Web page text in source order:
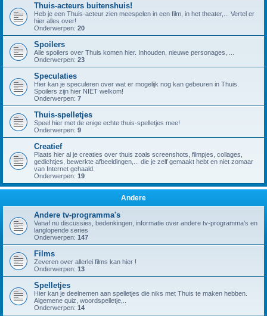
Thuis-acteurs buitenshuis!
Heb je een Thuis-acteur zien meespelen in een film, in het theater,... Vertel er
hier alles over!
Onderwerpen: 20
Spoilers
Alle spoilers over Thuis komen hier. Inhouden, nieuwe personages, ...
Onderwerpen: 23
Speculaties
Hier kan je speculeren over wat er mogelijk nog kan gebeuren in Thuis.
Spoilers zijn hier NIET welkom!
Onderwerpen: 7
Thuis-spelletjes
Speel hier met de enige echte thuis-spelletjes mee!
Onderwerpen: 9
Creatief
Plaats hier al je creaties over thuis zoals screenshots, filmpjes, collages,
gedichtjes, bewerkte afbeeldingen,... die je zelf gemaakt hebt en niet zomaar
van Internet gehaald.
Onderwerpen: 19
Andere
Andere tv-programma's
Vanaf nu discussies, bedenkingen, informatie over andere tv-programma's en
langlopende series
Onderwerpen: 147
Films
Zeveren over allerlei films kan hier !
Onderwerpen: 13
Spelletjes
Hier kan je deelnemen aan spelletjes die niks met Thuis te maken hebben.
Algemene quiz, woordspelletje,..
Onderwerpen: 14